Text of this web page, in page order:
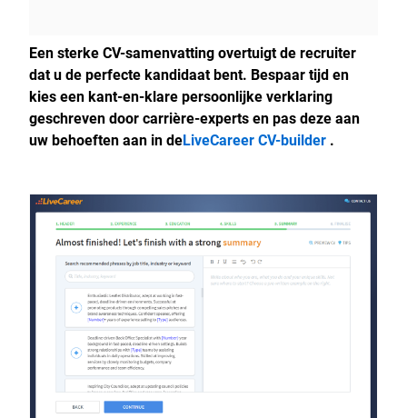
Een sterke CV-samenvatting overtuigt de recruiter
dat u de perfecte kandidaat bent. Bespaar tijd en
kies een kant-en-klare persoonlijke verklaring
geschreven door carrière-experts en pas deze aan
uw behoeften aan in deLiveCareer CV-builder .